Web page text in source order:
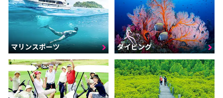
マリンスポーツ ダイビング